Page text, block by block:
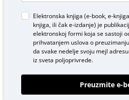
Elektronska knjiga (e-book, e-
knjiga, ili čak e-izdanje) je
elektronskoj formi koja se sastoji
prihvatanjem uslova o
da svake nedelje svoju mejl
iz sveta poljoprivrede.
Preuzmite e-